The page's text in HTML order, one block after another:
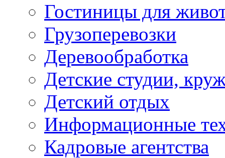
Гостиницы для
Грузоперевозки
Деревообработка
Детские студии,
Детский отдых
Информационные
Кадровые агентства